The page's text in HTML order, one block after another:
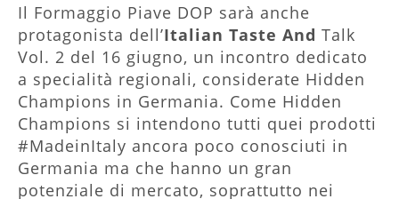
Il Formaggio Piave DOP sarà anche
protagonista dell’Italian Taste And Talk
Vol. 2 del 16 giugno, un incontro dedicato
a specialità regionali, considerate Hidden
Champions in Germania. Come Hidden
Champions si intendono tutti quei prodotti
#MadeinItaly ancora poco conosciuti in
Germania ma che hanno un gran
potenziale di mercato, soprattutto nei